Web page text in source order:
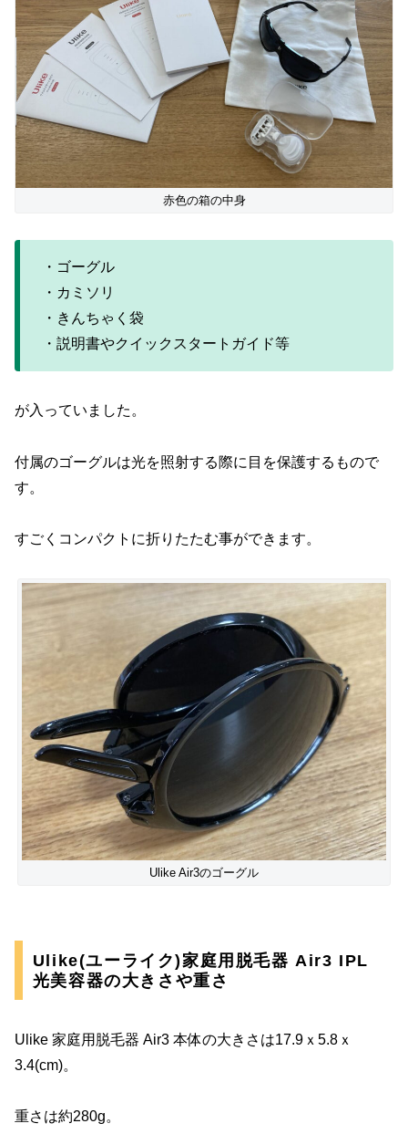
赤色の箱の中身
・ゴーグル
・カミソリ
・きんちゃく袋
・説明書やクイックスタートガイド等
が入っていました。
付属のゴーグルは光を照射する際に目を保護するもので
す。
すごくコンパクトに折りたたむ事ができます。
Ulike Air3のゴーグル
Ulike(ユーライク)家庭用脱毛器 Air3 IPL
光美容器の大きさや重さ
Ulike 家庭用脱毛器 Air3 本体の大きさは17.9ｘ5.8ｘ
3.4(cm)。
重さは約280g。